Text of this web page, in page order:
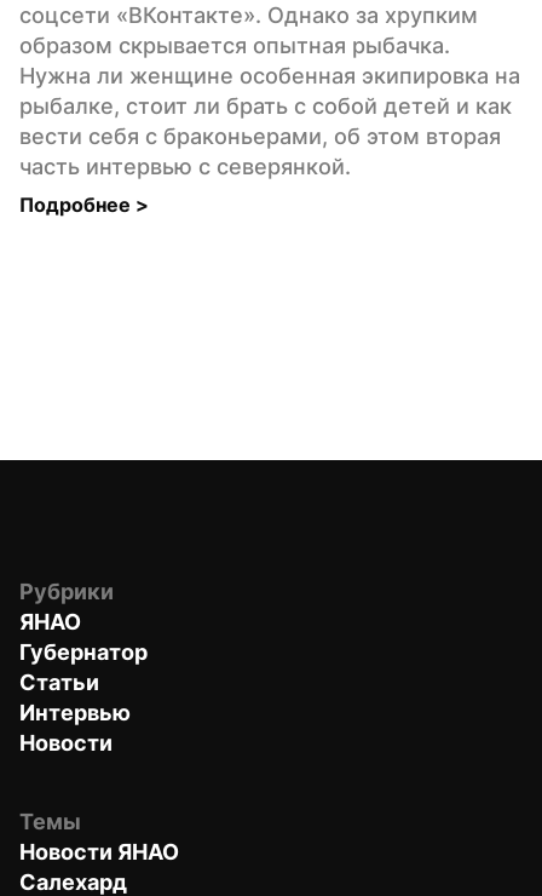
соцсети «ВКонтакте». Однако за хрупким
образом скрывается опытная рыбачка.
Нужна ли женщине особенная экипировка на
рыбалке, стоит ли брать с собой детей и как
вести себя с браконьерами, об этом вторая
часть интервью с северянкой.
Подробнее >
Рубрики
ЯНАО
Губернатор
Статьи
Интервью
Новости
Темы
Новости ЯНАО
Салехард